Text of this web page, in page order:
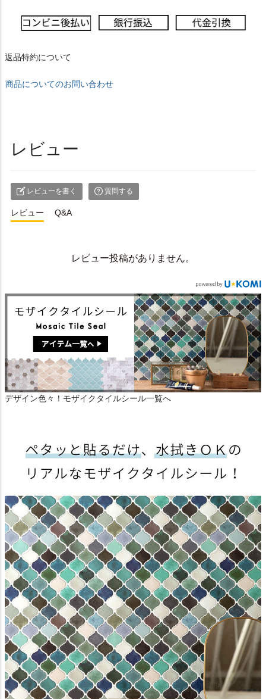
返品特約について
商品についてのお問い合わせ
レビュー
レビューを書く 質問する
レビュー Q&A
レビュー投稿がありません。
デザイン色々！モザイクタイルシール一覧へ